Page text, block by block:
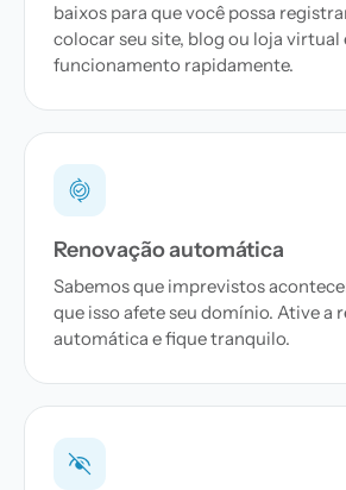
baixos para que você possa
colocar seu site, blog ou loja virtual
funcionamento rapidamente.
Renovação automática
Sabemos que imprevistos
que isso afete seu domínio. Ative a
automática e fique tranquilo.